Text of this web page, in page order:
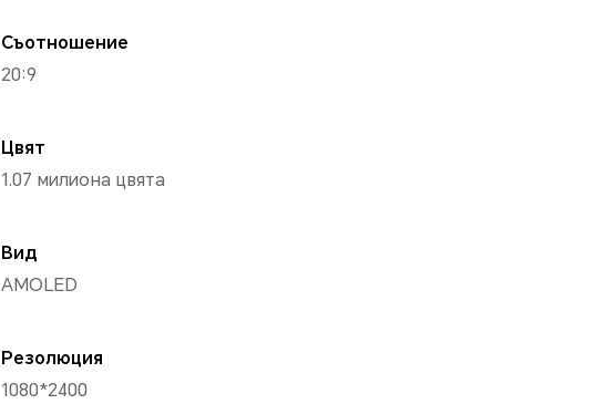
Съотношение
20:9
Цвят
1.07 милиона цвята
Вид
AMOLED
Резолюция
1080*2400